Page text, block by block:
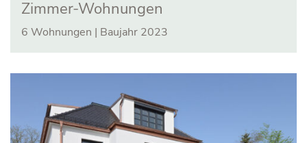
Zimmer-Wohnungen
6 Wohnungen | Baujahr 2023